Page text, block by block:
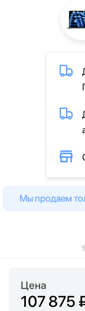
Мы продаем
Цена
107 875